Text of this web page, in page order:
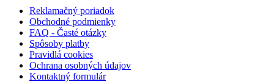
Reklamačný poriadok
Obchodné podmienky
FAQ - Časté otázky
Spôsoby platby
Pravidlá cookies
Ochrana osobných údajov
Kontaktný formulár